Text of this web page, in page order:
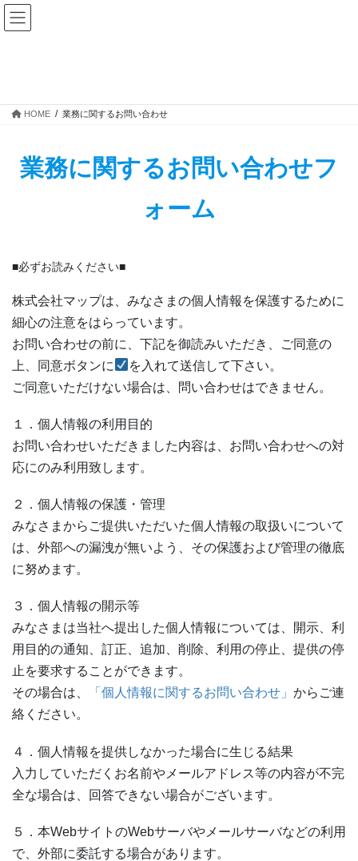
コ
ン
ス
ナ
ビ
ン
HOME 業務に関するお問い合わせ
業務に関するお問い合わせフ
ォーム
■必ずお読みください■
株式会社マップは、みなさまの個人情報を保護するために
細心の注意をはらっています。
お問い合わせの前に、下記を御読みいただき、ご同意の
上、同意ボタンに
を入れて送信して下さい。
ご同意いただけない場合は、問い合わせはできません。
１．個人情報の利用目的
お問い合わせいただきました内容は、お問い合わせへの対
応にのみ利用致します。
２．個人情報の保護・管理
みなさまからご提供いただいた個人情報の取扱いについて
は、外部への漏洩が無いよう、その保護および管理の徹底
に努めます。
３．個人情報の開示等
みなさまは当社へ提出した個人情報については、開示、利
用目的の通知、訂正、追加、削除、利用の停止、提供の停
止を要求することができます。
その場合は、
「個人情報に関するお問い合わせ」 からご連
絡ください。
４．個人情報を提供しなかった場合に生じる結果
入力していただくお名前やメールアドレス等の内容が不完
全な場合は、回答できない場合がございます。
５．本WebサイトのWebサーバやメールサーバなどの利用
で、外部に委託する場合があります。